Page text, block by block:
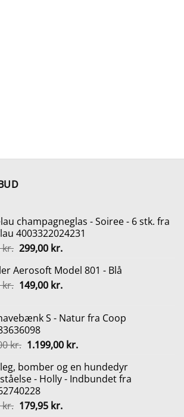
champagneglas - Soiree - 6 stk. fra
4003322024231
kr. Den
pris
var:
299,00 kr.Den
pris
er:
Aerosoft Model 801 - Blå
kr. Den
var:
299,00 kr..
149,00 kr.Den
er:
S - Natur fra Coop
kr. Den
pris
var:
2.199,00 kr..
1.199,00 kr.Den
pris
er:
bomber og en hundedyr
- Holly - Indbundet fra
kr. Den
179,95 kr.Den